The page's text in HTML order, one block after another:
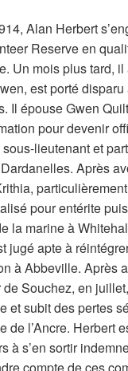
Alan Herbert
Reserve en
Un mois plus tard,
est porté
Il épouse Gwen
pour devenir
lieutenant et
Après
pour entérite
la marine à
jugé apte à
à Abbeville. Après
Souchez, en
et subit des pertes
de l’Ancre. Herbert
à s’en sortir